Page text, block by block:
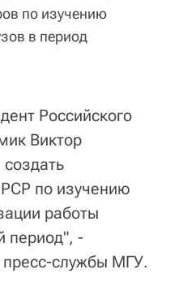
по изучению
в период
Российского
Виктор
по изучению
работы
период", -
пресс-службы МГУ.